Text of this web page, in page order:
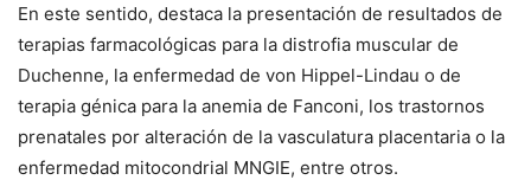
En este sentido, destaca la presentación de resultados de
terapias farmacológicas para la distrofia muscular de
Duchenne, la enfermedad de von Hippel-Lindau o de
terapia génica para la anemia de Fanconi, los trastornos
prenatales por alteración de la vasculatura placentaria o la
enfermedad mitocondrial MNGIE, entre otros.